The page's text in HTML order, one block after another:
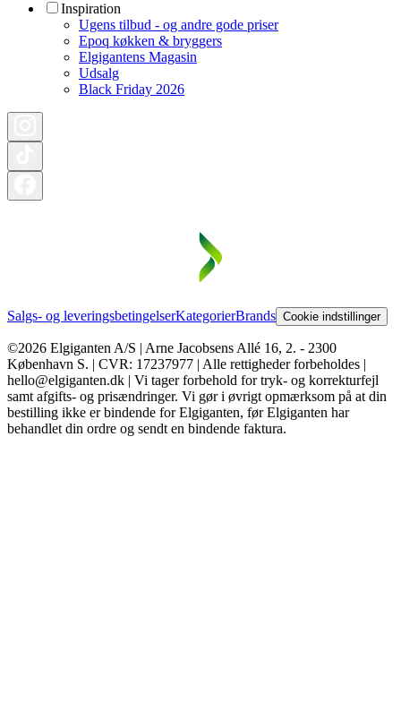
Inspiration
Ugens tilbud - og andre gode priser
Epoq køkken & bryggers
Elgigantens Magasin
Udsalg
Black Friday 2026
Salgs- og leveringsbetingelserKategorierBrands Cookie indstillinger
©2026 Elgiganten A/S | Arne Jacobsens Allé 16, 2. - 2300
København S. | CVR: 17237977 | Alle rettigheder forbeholdes |
hello@elgiganten.dk | Vi tager forbehold for tryk- og korrekturfejl
samt afgifts- og prisændringer. Vi gør i øvrigt opmærksom på at din
bestilling ikke er bindende for Elgiganten, før Elgiganten har
behandlet din ordre og sendt en bindende faktura.